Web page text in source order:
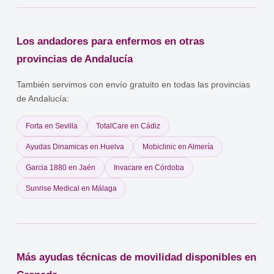
producto llega listo para usar con instrucciones en español.
ortopédico. Consultar siempre en los servicios sociales del
municipio o en la consejería competente de Andalucía.
Los andadores para enfermos en otras
provincias de Andalucía
También servimos con envío gratuito en todas las provincias
de Andalucía:
Forta en Sevilla TotalCare en Cádiz
Ayudas Dinamicas en Huelva Mobiclinic en Almería
Garcia 1880 en Jaén Invacare en Córdoba
Sunrise Medical en Málaga
Más ayudas técnicas de movilidad disponibles en